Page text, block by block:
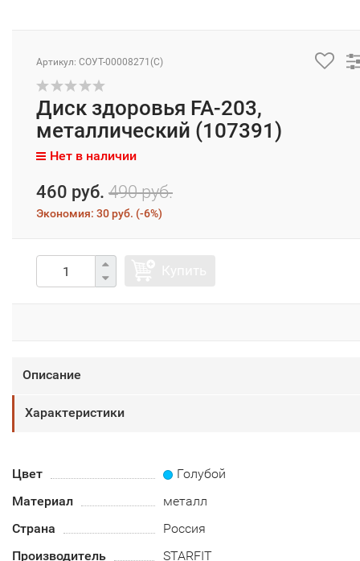
Артикул: СОУТ-00008271(C)
Диск здоровья FA-203,
металлический (107391)
Нет в наличии
460 руб. 490 руб.
Экономия: 30 руб. (-6%)
Описание
Характеристики
Цвет
Голубой
Материал
металл
Страна
Россия
Производитель
STARFIT